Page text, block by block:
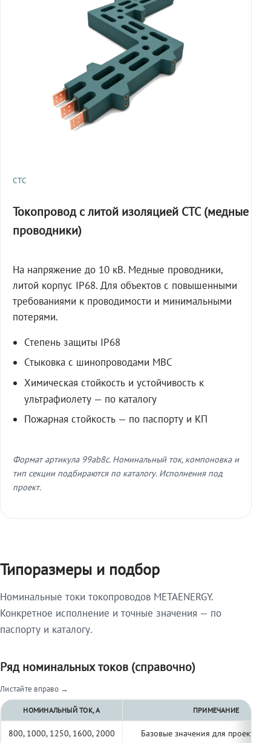
СТС
Токопровод с литой изоляцией СТС (медные
проводники)
На напряжение до 10 кВ. Медные проводники,
литой корпус IP68. Для объектов с повышенными
требованиями к проводимости и минимальными
потерями.
Степень защиты IP68
Стыковка с шинопроводами МВС
Химическая стойкость и устойчивость к
ультрафиолету — по каталогу
Пожарная стойкость — по паспорту и КП
Формат артикула 99ab8c. Номинальный ток, компоновка и
тип секции подбираются по каталогу. Исполнения под
проект.
Типоразмеры и подбор
Номинальные токи токопроводов METAENERGY.
Конкретное исполнение и точные значения — по
паспорту и каталогу.
Ряд номинальных токов (справочно)
Листайте вправо →
НОМИНАЛЬНЫЙ ТОК, А ПРИМЕЧАНИЕ
800, 1000, 1250, 1600, 2000 Базовые значения для